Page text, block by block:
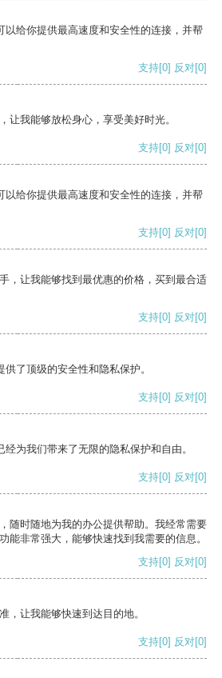
以给你提供最高速度和安全性的连接，并帮
支持[0] 反对[0]
让我能够放松身心，享受美好时光。
支持[0] 反对[0]
以给你提供最高速度和安全性的连接，并帮
支持[0] 反对[0]
，让我能够找到最优惠的价格，买到最合适
支持[0] 反对[0]
了顶级的安全性和隐私保护。
支持[0] 反对[0]
为我们带来了无限的隐私保护和自由。
支持[0] 反对[0]
随时随地为我的办公提供帮助。我经常需要
能非常强大，能够快速找到我需要的信息。
支持[0] 反对[0]
，让我能够快速到达目的地。
支持[0] 反对[0]